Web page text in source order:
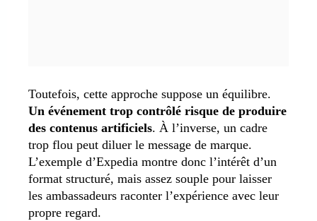
Toutefois, cette approche suppose un équilibre.
Un événement trop contrôlé risque de produire
des contenus artificiels. À l’inverse, un cadre
trop flou peut diluer le message de marque.
L’exemple d’Expedia montre donc l’intérêt d’un
format structuré, mais assez souple pour laisser
les ambassadeurs raconter l’expérience avec leur
propre regard.